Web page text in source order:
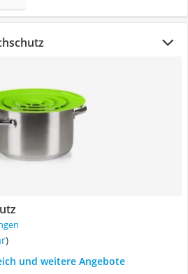
)
und weitere Angebote